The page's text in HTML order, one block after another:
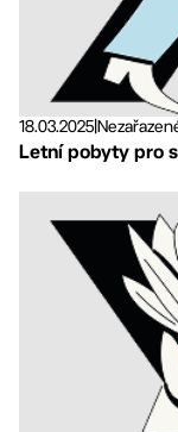
18.03.2025
Letní pobyty pro